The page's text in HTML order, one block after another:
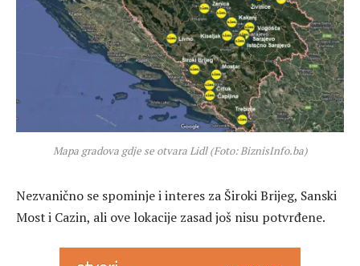
Mapa gradova gdje se otvara Lidl (Foto: BiznisInfo.ba)
Nezvanično se spominje i interes za Široki Brijeg, Sanski
Most i Cazin, ali ove lokacije zasad još nisu potvrđene.